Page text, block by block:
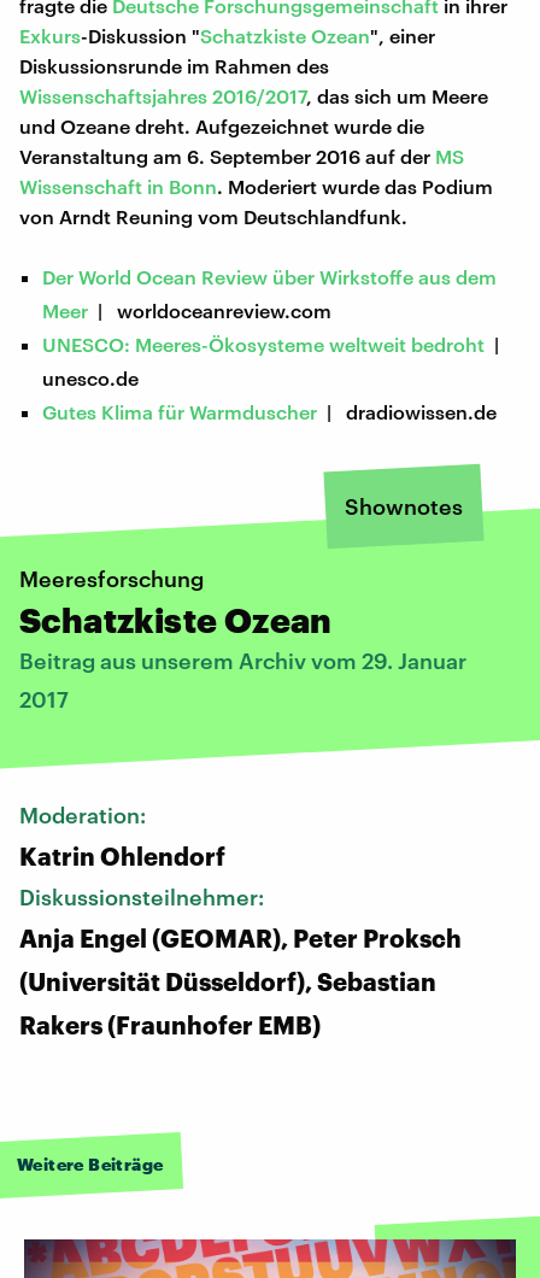
fragte die Deutsche Forschungsgemeinschaft in ihrer
Exkurs-Diskussion "Schatzkiste Ozean", einer
Diskussionsrunde im Rahmen des
Wissenschaftsjahres 2016/2017, das sich um Meere
und Ozeane dreht. Aufgezeichnet wurde die
Veranstaltung am 6. September 2016 auf der MS
Wissenschaft in Bonn. Moderiert wurde das Podium
von Arndt Reuning vom Deutschlandfunk.
Der World Ocean Review über Wirkstoffe aus dem
Meer | worldoceanreview.com
UNESCO: Meeres-Ökosysteme weltweit bedroht |
unesco.de
Gutes Klima für Warmduscher | dradiowissen.de
Shownotes
Meeresforschung
Schatzkiste Ozean
Beitrag aus unserem Archiv vom 29. Januar
2017
Moderation:
Katrin Ohlendorf
Diskussionsteilnehmer:
Anja Engel (GEOMAR), Peter Proksch
(Universität Düsseldorf), Sebastian
Rakers (Fraunhofer EMB)
Weitere Beiträge